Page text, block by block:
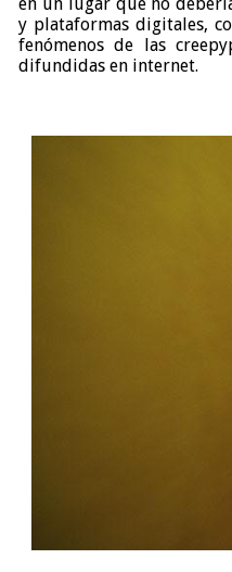
y plataformas digitales,
fenómenos de las
difundidas en internet.